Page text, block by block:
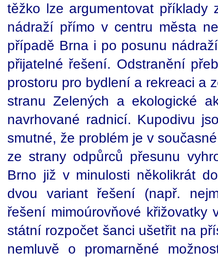
těžko lze argumentovat příklady
nádraží přímo v centru města
případě Brna i po posunu
přijatelné řešení. Odstranění
prostoru pro bydlení a rekreaci a
stranu Zelených a ekologické
navrhované radnicí. Kupodivu
smutné, že problém je v
ze strany odpůrců přesunu
Brno již v minulosti několikrát
dvou variant řešení (např.
řešení mimoúrovňové křižovatky
státní rozpočet šanci ušetřit na
nemluvě o promarněné